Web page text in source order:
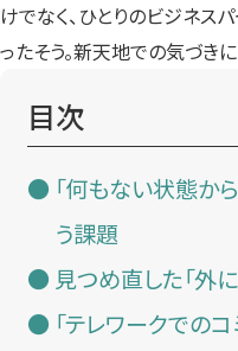
けでなく、ひとりのビジネス
ったそう。新天地での気づきに
目次
「何もない状態か
う課題
見つめ直した「外
「テレワークでの